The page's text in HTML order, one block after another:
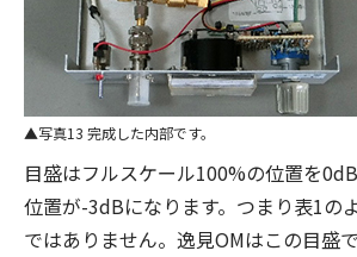
写真13 完成した内部です。
目盛はフルスケール100%の位置を
位置が-3dBになります。つまり表1の
ではありません。逸見OMはこの目盛